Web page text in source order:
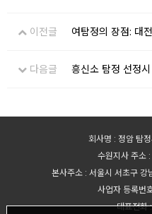
이전글 여탐정의 장점: 대
다음글 흥신소 탐정 선정
회사명 : 정암 탐
수원지사 주소
본사주소 : 서울시 서초구
사업자 등록
대표전